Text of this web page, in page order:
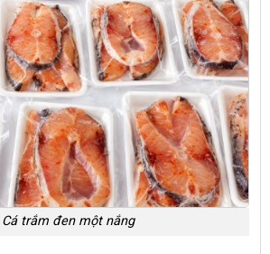
Cá trắm đen một nắng